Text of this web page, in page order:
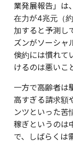
業発展報告」は
在力が4兆元（
加すると予測し
ズンがソーシャ
倹約には慣れて
けるのは悪いこ
一方で高齢者は
高すぎる請求額
ンツといった苦
稼ぎというのは
で、しばらくは